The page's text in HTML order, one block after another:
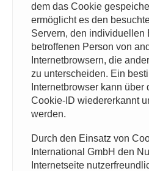
dem das Cookie
ermöglicht es den
Servern, den individuellen
betroffenen Person von
Internetbrowsern, die
zu unterscheiden. Ein
Internetbrowser kann über
Cookie-ID wiedererkannt
werden.
Durch den Einsatz von
International GmbH den
Internetseite